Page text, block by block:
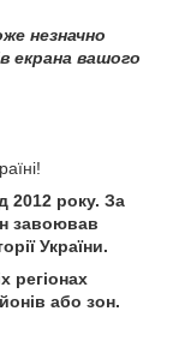
незначно
екрана вашого
2012 року. За
завоював
України.
регіонах
або зон.